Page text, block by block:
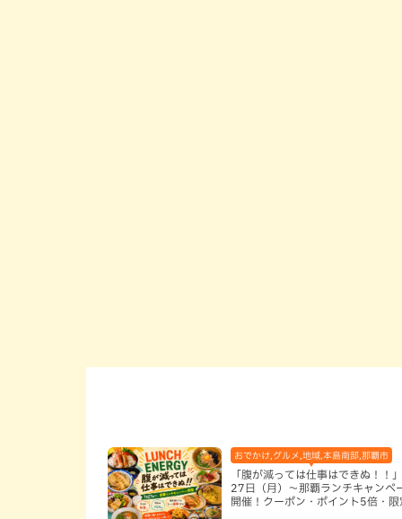
おでかけ,グルメ,地域,本島南部,那覇市
「腹が減っては仕事はできぬ！！
27日（月）〜那覇ランチキャンペ
開催！クーポン・ポイント5倍・限